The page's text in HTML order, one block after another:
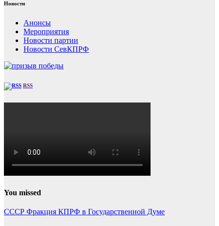
Новости
Анонсы
Мероприятия
Новости партии
Новости СевКПРФ
RSS
You missed
СССР Фракция КПРФ в Государственной Думе